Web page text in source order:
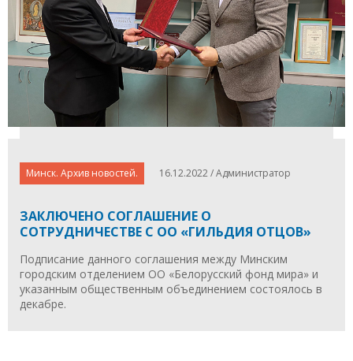
Минск. Архив новостей. 16.12.2022 / Администратор
ЗАКЛЮЧЕНО СОГЛАШЕНИЕ О
СОТРУДНИЧЕСТВЕ С ОО «ГИЛЬДИЯ ОТЦОВ»
Подписание данного соглашения между Минским
городским отделением ОО «Белорусский фонд мира» и
указанным общественным объединением состоялось в
декабре.